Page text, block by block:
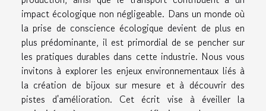
impact écologique non négligeable. Dans un monde où
la prise de conscience écologique devient de plus en
plus prédominante, il est primordial de se pencher sur
les pratiques durables dans cette industrie. Nous vous
invitons à explorer les enjeux environnementaux liés à
la création de bijoux sur mesure et à découvrir des
pistes d'amélioration. Cet écrit vise à éveiller la